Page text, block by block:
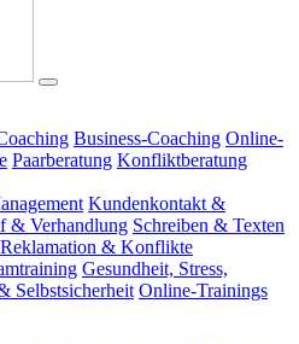
Business-Coaching Online-
Paarberatung Konfliktberatung
Kundenkontakt &
& Verhandlung Schreiben & Texten
Reklamation & Konflikte
Gesundheit, Stress,
Selbstsicherheit Online-Trainings